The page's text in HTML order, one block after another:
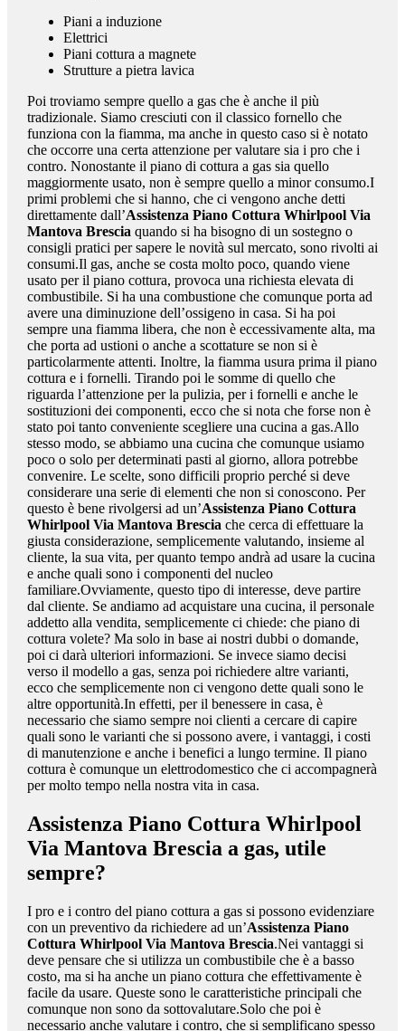
Piani a induzione
Elettrici
Piani cottura a magnete
Strutture a pietra lavica
Poi troviamo sempre quello a gas che è anche il più
tradizionale. Siamo cresciuti con il classico fornello che
funziona con la fiamma, ma anche in questo caso si è notato
che occorre una certa attenzione per valutare sia i pro che i
contro. Nonostante il piano di cottura a gas sia quello
maggiormente usato, non è sempre quello a minor consumo.I
primi problemi che si hanno, che ci vengono anche detti
direttamente dall’Assistenza Piano Cottura Whirlpool Via
Mantova Brescia quando si ha bisogno di un sostegno o
consigli pratici per sapere le novità sul mercato, sono rivolti ai
consumi.Il gas, anche se costa molto poco, quando viene
usato per il piano cottura, provoca una richiesta elevata di
combustibile. Si ha una combustione che comunque porta ad
avere una diminuzione dell’ossigeno in casa. Si ha poi
sempre una fiamma libera, che non è eccessivamente alta, ma
che porta ad ustioni o anche a scottature se non si è
particolarmente attenti. Inoltre, la fiamma usura prima il piano
cottura e i fornelli. Tirando poi le somme di quello che
riguarda l’attenzione per la pulizia, per i fornelli e anche le
sostituzioni dei componenti, ecco che si nota che forse non è
stato poi tanto conveniente scegliere una cucina a gas.Allo
stesso modo, se abbiamo una cucina che comunque usiamo
poco o solo per determinati pasti al giorno, allora potrebbe
convenire. Le scelte, sono difficili proprio perché si deve
considerare una serie di elementi che non si conoscono. Per
questo è bene rivolgersi ad un’Assistenza Piano Cottura
Whirlpool Via Mantova Brescia che cerca di effettuare la
giusta considerazione, semplicemente valutando, insieme al
cliente, la sua vita, per quanto tempo andrà ad usare la cucina
e anche quali sono i componenti del nucleo
familiare.Ovviamente, questo tipo di interesse, deve partire
dal cliente. Se andiamo ad acquistare una cucina, il personale
addetto alla vendita, semplicemente ci chiede: che piano di
cottura volete? Ma solo in base ai nostri dubbi o domande,
poi ci darà ulteriori informazioni. Se invece siamo decisi
verso il modello a gas, senza poi richiedere altre varianti,
ecco che semplicemente non ci vengono dette quali sono le
altre opportunità.In effetti, per il benessere in casa, è
necessario che siamo sempre noi clienti a cercare di capire
quali sono le varianti che si possono avere, i vantaggi, i costi
di manutenzione e anche i benefici a lungo termine. Il piano
cottura è comunque un elettrodomestico che ci accompagnerà
per molto tempo nella nostra vita in casa.
Assistenza Piano Cottura Whirlpool
Via Mantova Bresciaa gas, utile
sempre?
I pro e i contro del piano cottura a gas si possono evidenziare
con un preventivo da richiedere ad un’Assistenza Piano
Cottura Whirlpool Via Mantova Brescia.Nei vantaggi si
deve pensare che si utilizza un combustibile che è a basso
costo, ma si ha anche un piano cottura che effettivamente è
facile da usare. Queste sono le caratteristiche principali che
comunque non sono da sottovalutare.Solo che poi è
necessario anche valutare i contro, che si semplificano spesso